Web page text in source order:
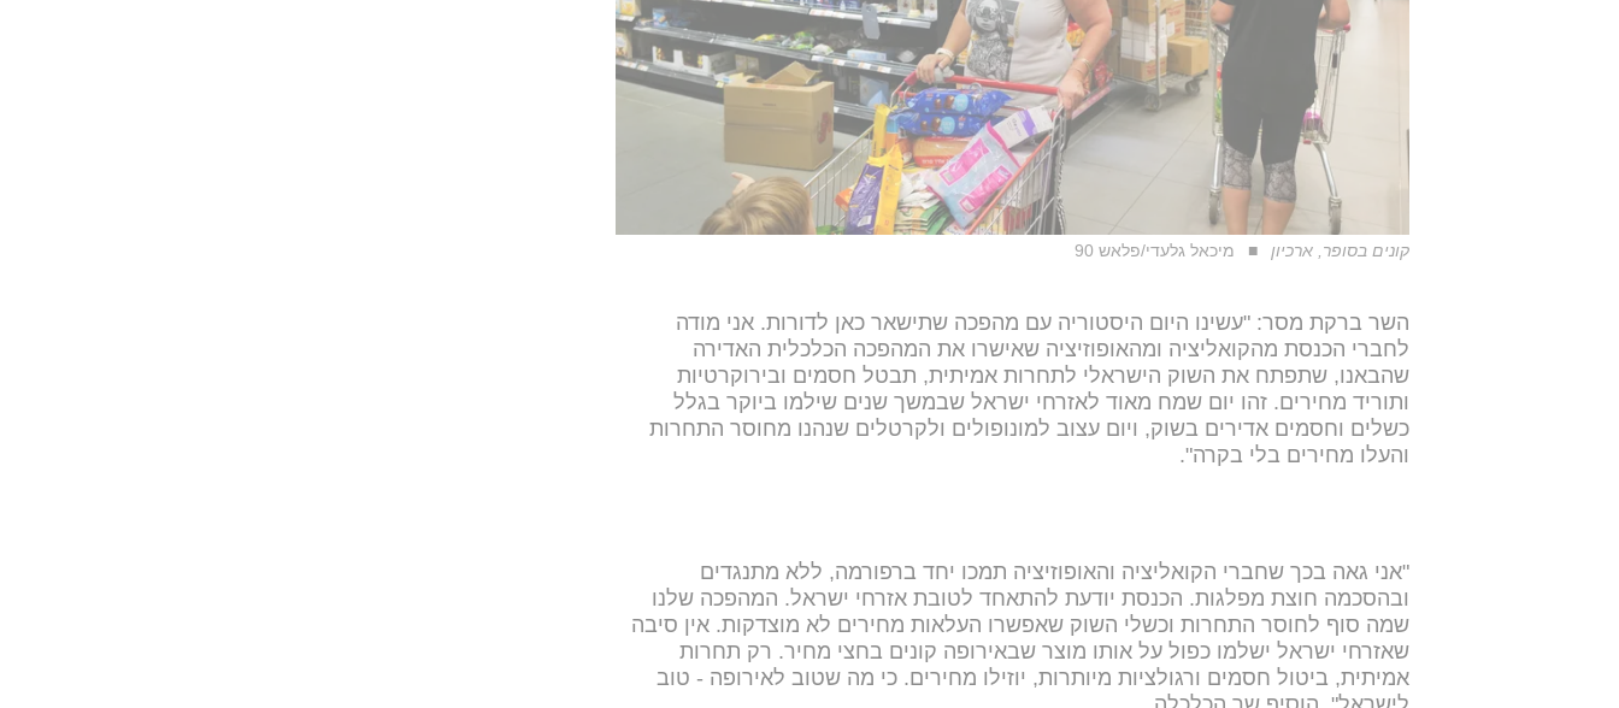
קונים בסופר, ארכיון מיכאל גלעדי/פלאש 90
השר ברקת מסר: "עשינו היום היסטוריה עם מהפכה שתישאר כאן לדורות. אני מודה
לחברי הכנסת מהקואליציה ומהאופוזיציה שאישרו את המהפכה הכלכלית האדירה
שהבאנו, שתפתח את השוק הישראלי לתחרות אמיתית, תבטל חסמים ובירוקרטיות
ותוריד מחירים. זהו יום שמח מאוד לאזרחי ישראל שבמשך שנים שילמו ביוקר בגלל
כשלים וחסמים אדירים בשוק, ויום עצוב למונופולים ולקרטלים שנהנו מחוסר התחרות
והעלו מחירים בלי בקרה".
"אני גאה בכך שחברי הקואליציה והאופוזיציה תמכו יחד ברפורמה, ללא מתנגדים
ובהסכמה חוצת מפלגות. הכנסת יודעת להתאחד לטובת אזרחי ישראל. המהפכה שלנו
שמה סוף לחוסר התחרות וכשלי השוק שאפשרו העלאות מחירים לא מוצדקות. אין סיבה
שאזרחי ישראל ישלמו כפול על אותו מוצר שבאירופה קונים בחצי מחיר. רק תחרות
אמיתית, ביטול חסמים ורגולציות מיותרות, יוזילו מחירים. כי מה שטוב לאירופה - טוב